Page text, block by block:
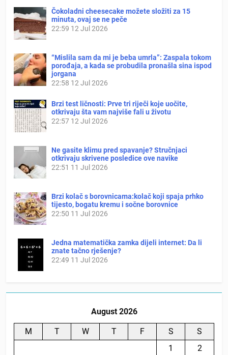
Čokoladni cheesecake možete složiti za 15
minuta, ovaj se ne peče
22:59 12 Jul 2026
“Mislila sam da mi je beba umrla”: Zaspala tokom
porođaja, a kada se probudila pronašla sina ispod
jorgana
22:58 12 Jul 2026
Brzi test ličnosti: Prve tri riječi koje uočite,
otkrivaju šta vam najviše fali u životu
22:57 12 Jul 2026
Ne gasite klimu pred spavanje? Stručnjaci
otkrivaju skrivene posledice ove navike
22:51 11 Jul 2026
Brzi kolač s borovnicama:kolač koji spaja prhko
tijesto, bogatu kremu i sočne borovnice
22:50 11 Jul 2026
Jedna matematička zamka dijeli internet: Da li
znate tačno rješenje?
22:49 11 Jul 2026
August 2026
M T W T F S
S
1
2